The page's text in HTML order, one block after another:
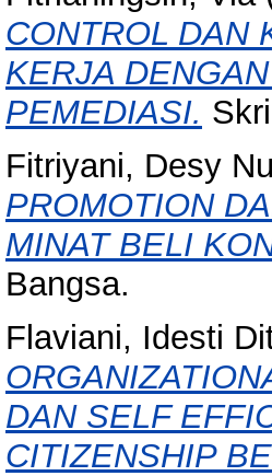
CONTROL DAN
KERJA
PEMEDIASI.
Fitriyani, Desy
PROMOTION
MINAT BELI
Bangsa.
Flaviani, Idesti
DAN SELF
CITIZENSHIP